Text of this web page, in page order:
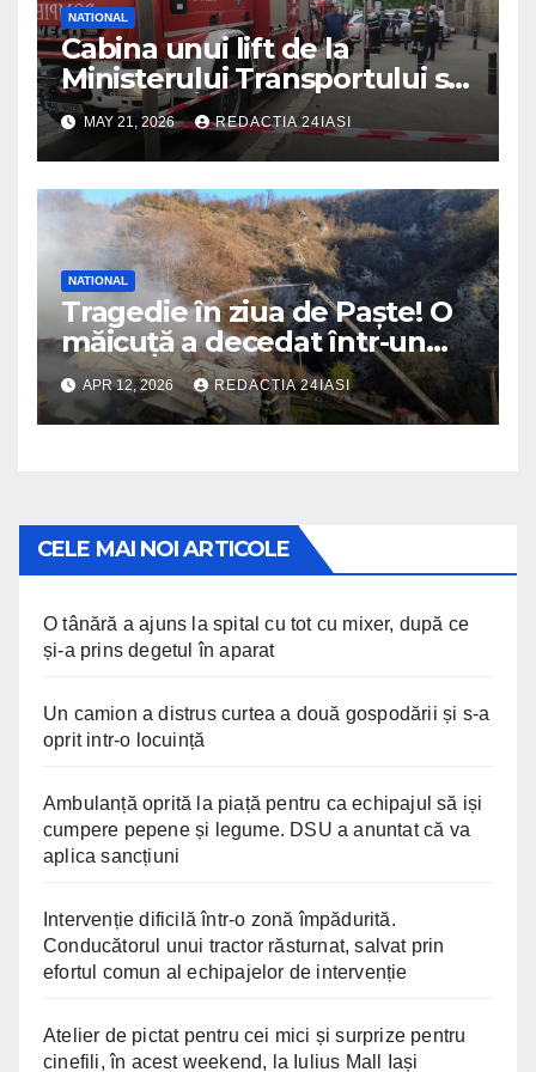
NATIONAL
Cabina unui lift de la
Ministerului Transportului s-a
prăbușit! Înăuntru erau mai
multe persoane
MAY 21, 2026 REDACTIA 24IASI
NATIONAL
Tragedie în ziua de Paște! O
măicuță a decedat într-un
incendiu izbucnit la
mănăstire
APR 12, 2026 REDACTIA 24IASI
CELE MAI NOI ARTICOLE
O tânără a ajuns la spital cu tot cu mixer, după ce
și-a prins degetul în aparat
Un camion a distrus curtea a două gospodării și s-a
oprit intr-o locuință
Ambulanță oprită la piață pentru ca echipajul să iși
cumpere pepene și legume. DSU a anuntat că va
aplica sancțiuni
Intervenție dificilă într-o zonă împădurită.
Conducătorul unui tractor răsturnat, salvat prin
efortul comun al echipajelor de intervenție
Atelier de pictat pentru cei mici și surprize pentru
cinefili, în acest weekend, la Iulius Mall Iași